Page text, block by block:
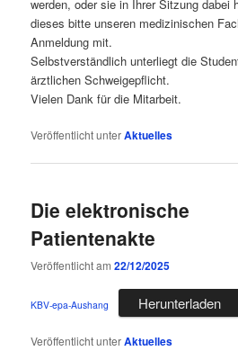
werden, oder sie in Ihrer Sitzung dabei
dieses bitte unseren medizinischen
Anmeldung mit.
Selbstverständlich unterliegt die
ärztlichen Schweigepflicht.
Vielen Dank für die Mitarbeit.
Veröffentlicht unterAktuelles
Die elektronische
Patientenakte
Veröffentlicht am22/12/2025
KBV-epa-Aushang Herunterladen
Veröffentlicht unterAktuelles